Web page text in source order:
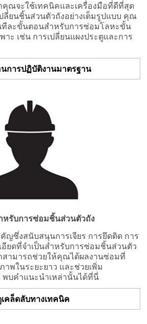
คุณจะใช้เทคนิคและเครื่องมือที่ดีที่สุด
ลี่ยนชิ้นส่วนตัวถังอย่างเต็มรูปแบบ คุณ
ละขั้นตอนสำหรับการซ่อมโลหะขั้น
าะ เช่น การเปลี่ยนแผงประตูและการ
การปฏิบัติงานมาตรฐาน
หรับการซ่อมชิ้นส่วนตัวถัง
ญซึ่งสนับสนุนการเจียร การยึดติด การ
อียดที่จำเป็นสำหรับการซ่อมชิ้นส่วนตัว
สามารถช่วยให้คุณได้ผลงานซ่อมที่
าพในระยะยาว และช่วยเพิ่ม
บคำแนะนำเหล่านั้นได้ที่นี่
คล็ดลับทางเทคนิค